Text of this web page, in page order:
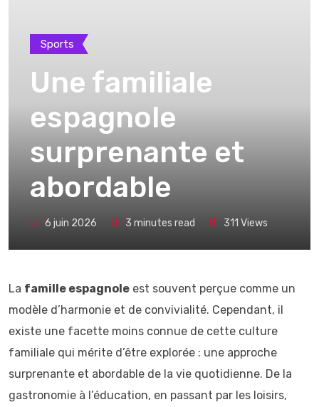
Sports
Une familiale
espagnole
surprenante et
abordable
6 juin 2026 3 minutes read 311 Views
La famille espagnole est souvent perçue comme un
modèle d’harmonie et de convivialité. Cependant, il
existe une facette moins connue de cette culture
familiale qui mérite d’être explorée : une approche
surprenante et abordable de la vie quotidienne. De la
gastronomie à l’éducation, en passant par les loisirs,